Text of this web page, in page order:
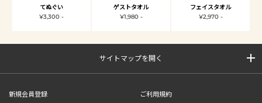
てぬぐい
¥3,300 -
ゲストタオル
¥1,980 -
フェイスタオル
¥2,970 -
サイトマップを開く
新規会員登録
ご利用規約